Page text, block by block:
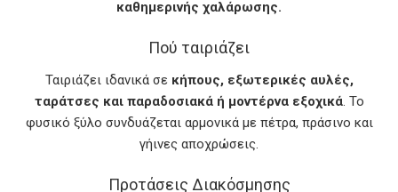
καθημερινής χαλάρωσης.
Πού ταιριάζει
Ταιριάζει ιδανικά σε κήπους, εξωτερικές αυλές,
ταράτσες και παραδοσιακά ή μοντέρνα εξοχικά. Το
φυσικό ξύλο συνδυάζεται αρμονικά με πέτρα, πράσινο και
γήινες αποχρώσεις.
Προτάσεις Διακόσμησης